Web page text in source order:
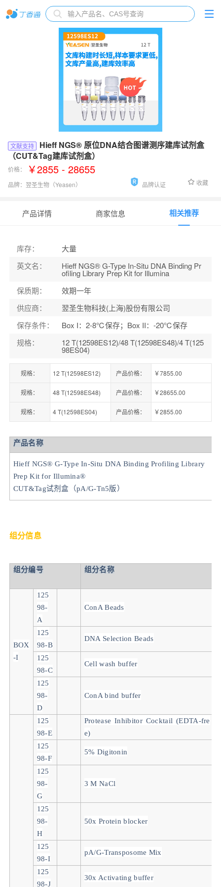
文献支持
Hieff NGS® 原位DNA结合图谱测序建库试剂盒
（CUT&Tag建库试剂盒）
价格： ￥2855 - 28655
品牌： 翌圣生物（Yeasen） 品牌认证 收藏
产品详情 商家信息 相关推荐
库存：
大量
英文名： Hieff NGS® G-Type In-Situ DNA Binding Pr
ofiling Library Prep Kit for Illumina
保质期：
效期一年
供应商：
翌圣生物科技(上海)股份有限公司
保存条件：
Box I：2-8℃保存；Box II：-20℃保存
规格： 12 T(12598ES12)/48 T(12598ES48)/4 T(125
98ES04)
规格： 12 T(12598ES12) 产品价格： ￥7855.00
规格： 48 T(12598ES48) 产品价格： ￥28655.00
规格： 4 T(12598ES04) 产品价格： ￥2855.00
产品名称
Hieff NGS® G-Type In-Situ DNA Binding Profiling Library
Prep Kit for Illumina®
CUT&Tag试剂盒（pA/G-Tn5版）
组分信息
组分编号 组分名称
BOX
-I
125
98-
A
ConA Beads
125
98-B
DNA Selection Beads
125
98-C
Cell wash buffer
125
98-
D
ConA bind buffer
125
98-E
Protease Inhibitor Cocktail (EDTA-fre
e)
125
98-F
5% Digitonin
125
98-
G
3 M NaCl
125
98-
H
50x Protein blocker
125
98-I
pA/G-Transposome Mix
125
98-J
30x Activating buffer